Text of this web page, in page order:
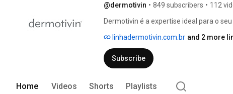
@dermotivin • 849 subscribers • 112
Dermotivin é a expertise ideal para o
pele. linhadermotivin.com.br and 2 more
Subscribe
Home Videos Shorts Playlists